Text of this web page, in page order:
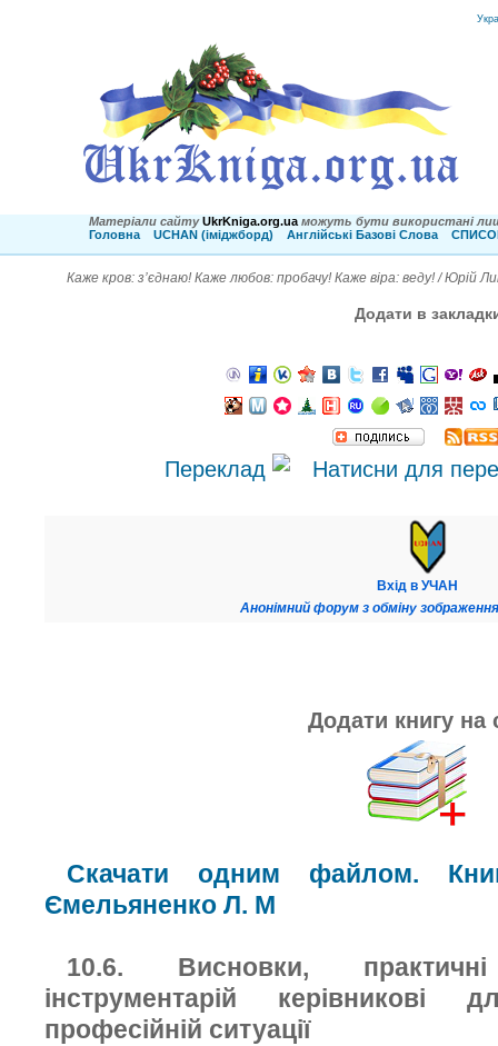
Матеріали сайту UkrKniga.org.ua можуть бути використані
Головна
UCHAN (іміджборд) Англійські Базові Слова
Каже кров: з’єднаю! Каже любов: пробачу! Каже віра: веду! / Юрій
Додати в
Переклад
Вхід в УЧАН
Анонімний форум з обміну
Додати книгу на
Скачати одним файлом.
Ємельяненко Л. М
10.6. Висновки,
інструментарій
професійній ситуації